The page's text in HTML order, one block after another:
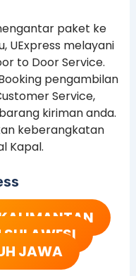
paket ke
UExpress melayani
to Door Service.
pengambilan
Service,
kiriman anda.
keberangkatan
Kapal.
SULAWESI
JAWA